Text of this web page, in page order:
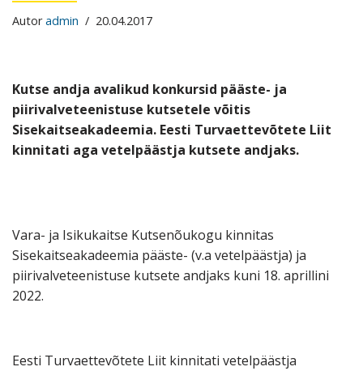
Autoradmin 20.04.2017
Kutse andja avalikud konkursid pääste- ja
piirivalveteenistuse kutsetele võitis
Sisekaitseakadeemia. Eesti Turvaettevõtete Liit
kinnitati aga vetelpäästja kutsete andjaks.
Vara- ja Isikukaitse Kutsenõukogu kinnitas
Sisekaitseakadeemia pääste- (v.a vetelpäästja) ja
piirivalveteenistuse kutsete andjaks kuni 18. aprillini
2022.
Eesti Turvaettevõtete Liit kinnitati vetelpäästja